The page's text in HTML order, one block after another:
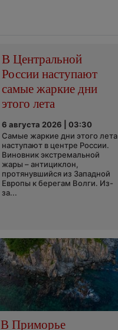
В Центральной
России наступают
самые жаркие дни
этого лета
6 августа 2026 | 03:30
Самые жаркие дни этого лета
наступают в центре России.
Виновник экстремальной
жары – антициклон,
протянувшийся из Западной
Европы к берегам Волги. Из-
за...
В Приморье